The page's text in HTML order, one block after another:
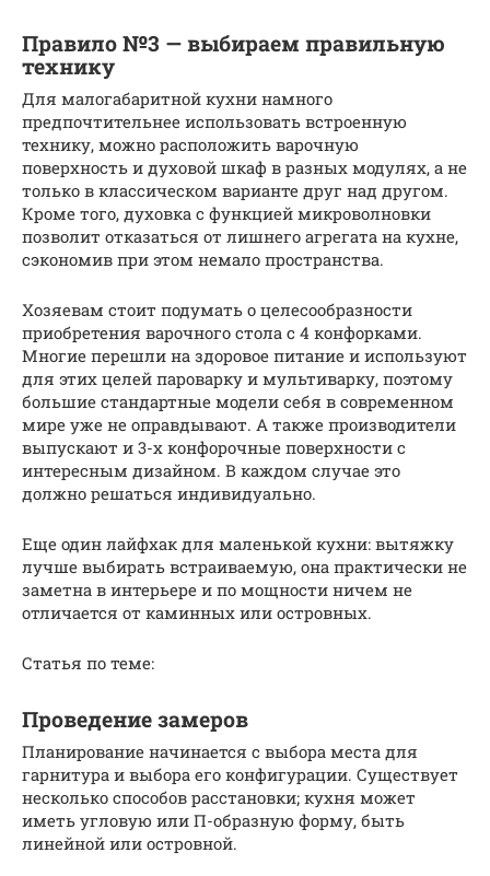
Правило №3 — выбираем правильную
технику
Для малогабаритной кухни намного
предпочтительнее использовать встроенную
технику, можно расположить варочную
поверхность и духовой шкаф в разных модулях, а не
только в классическом варианте друг над другом.
Кроме того, духовка с функцией микроволновки
позволит отказаться от лишнего агрегата на кухне,
сэкономив при этом немало пространства.
Хозяевам стоит подумать о целесообразности
приобретения варочного стола с 4 конфорками.
Многие перешли на здоровое питание и используют
для этих целей пароварку и мультиварку, поэтому
большие стандартные модели себя в современном
мире уже не оправдывают. А также производители
выпускают и 3-х конфорочные поверхности с
интересным дизайном. В каждом случае это
должно решаться индивидуально.
Еще один лайфхак для маленькой кухни: вытяжку
лучше выбирать встраиваемую, она практически не
заметна в интерьере и по мощности ничем не
отличается от каминных или островных.
Статья по теме:
Проведение замеров
Планирование начинается с выбора места для
гарнитура и выбора его конфигурации. Существует
несколько способов расстановки; кухня может
иметь угловую или П-образную форму, быть
линейной или островной.